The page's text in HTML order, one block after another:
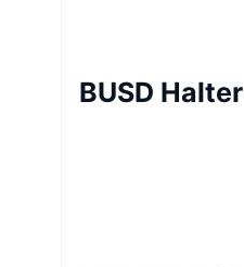
BUSD Halter